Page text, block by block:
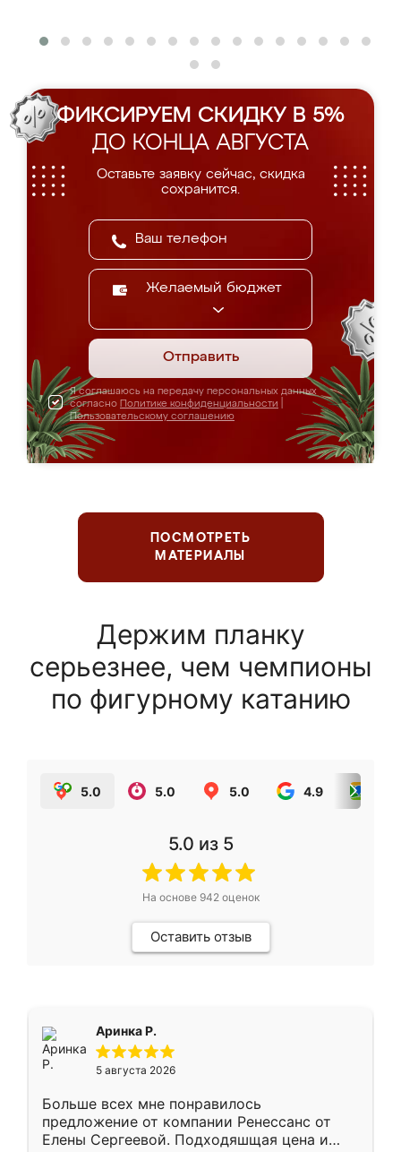
ФИКСИРУЕМ СКИДКУ В 5%
ДО КОНЦА АВГУСТА
Оставьте заявку сейчас, скидка
сохранится.
Желаемый бюджет
Отправить
Я соглашаюсь на передачу персональных данных
согласно Политике конфиденциальности
Пользовательскому соглашению
ПОСМОТРЕТЬ
МАТЕРИАЛЫ
Держим планку
серьезнее, чем чемпионы
по фигурному катанию
5.0 5.0 5.0 4.9
5.0 из 5
На основе 942оценок
Оставить отзыв
Аринка Р.
5 августа 2026
Больше всех мне понравилось
предложение от компании Ренессанс от
Елены Сергеевой. Подходяшщая цена и